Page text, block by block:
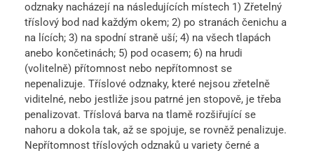
odznaky nacházejí na následujících místech 1) Zřetelný
tříslový bod nad každým okem; 2) po stranách čenichu a
na lících; 3) na spodní straně uší; 4) na všech tlapách
anebo končetinách; 5) pod ocasem; 6) na hrudi
(volitelně) přítomnost nebo nepřítomnost se
nepenalizuje. Tříslové odznaky, které nejsou zřetelně
viditelné, nebo jestliže jsou patrné jen stopově, je třeba
penalizovat. Tříslová barva na tlamě rozšiřující se
nahoru a dokola tak, až se spojuje, se rovněž penalizuje.
Nepřítomnost tříslových odznaků u variety černé a